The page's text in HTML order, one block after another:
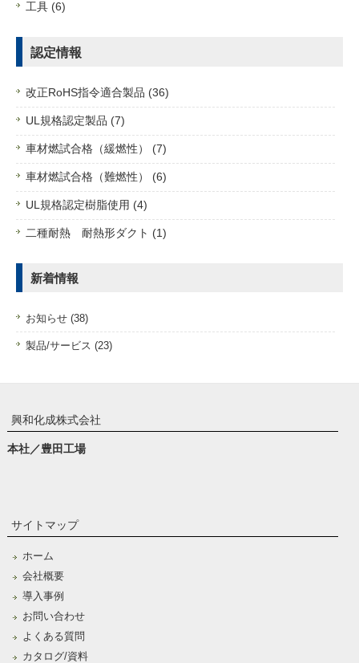
工具 (6)
認定情報
改正RoHS指令適合製品 (36)
UL規格認定製品 (7)
車材燃試合格（緩燃性） (7)
車材燃試合格（難燃性） (6)
UL規格認定樹脂使用 (4)
二種耐熱 耐熱形ダクト (1)
新着情報
お知らせ (38)
製品/サービス (23)
興和化成株式会社
本社／豊田工場
サイトマップ
ホーム
会社概要
導入事例
お問い合わせ
よくある質問
カタログ/資料